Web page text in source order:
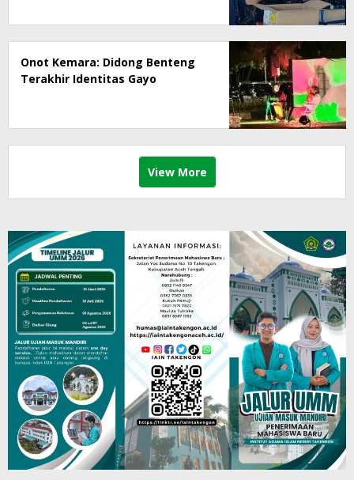
Onot Kemara: Didong Benteng
Terakhir Identitas Gayo
View More